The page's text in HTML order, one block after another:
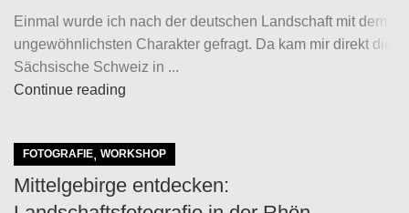
Einmal wurde ich nach der deutschen Landschaft mit dem
ungewöhnlichsten Charakter gefragt. Da kam mir direkt die
Sächsische Schweiz in ...
Continue reading
FOTOGRAFIE, WORKSHOP
Mittelgebirge entdecken: